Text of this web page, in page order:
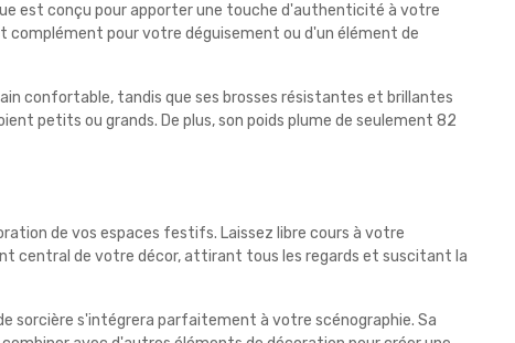
est conçu pour apporter une touche d'authenticité à votre
complément pour votre déguisement ou d'un élément de
confortable, tandis que ses brosses résistantes et brillantes
petits ou grands. De plus, son poids plume de seulement 82
de vos espaces festifs. Laissez libre cours à votre
central de votre décor, attirant tous les regards et suscitant la
sorcière s'intégrera parfaitement à votre scénographie. Sa